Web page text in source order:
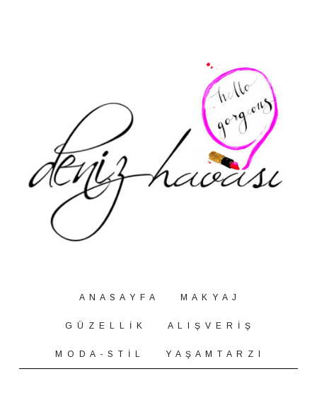
A N A S A Y F A M A K Y A J
G Ü Z E L L İ K A L I Ş V E R İ Ş
M O D A - S T İ L Y A Ş A M T A R Z I